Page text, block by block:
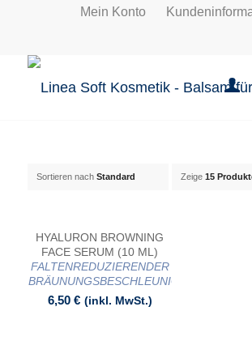
Mein Konto
Sortieren nach Standard Zeige 15
HYALURON BROWNING
FACE SERUM (10 ML)
FALTENREDUZIERENDER
BRÄUNUNGSBESCHLEUNIGER
6,50 € (inkl. MwSt.)